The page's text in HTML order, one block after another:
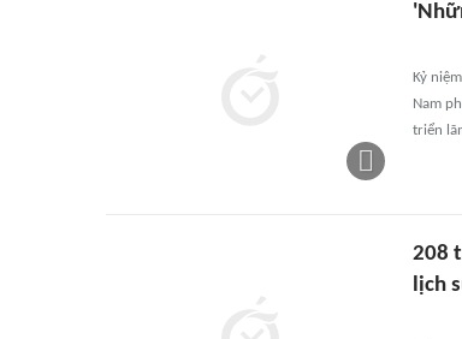
Kỷ
Nam
triển
208
lịch